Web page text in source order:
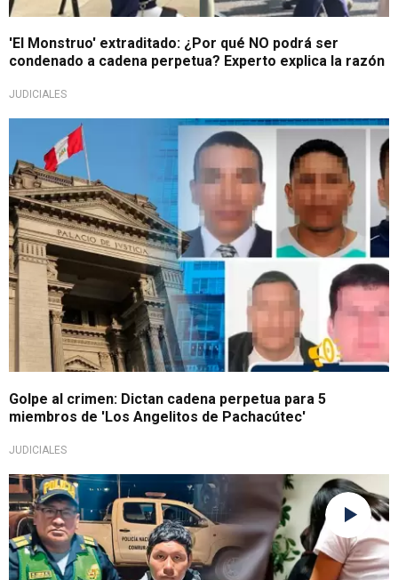
'El Monstruo' extraditado: ¿Por qué NO podrá ser
condenado a cadena perpetua? Experto explica la razón
JUDICIALES
11 condenas en total
Golpe al crimen: Dictan cadena perpetua para 5
miembros de 'Los Angelitos de Pachacútec'
JUDICIALES
¡Acto imperdonable!